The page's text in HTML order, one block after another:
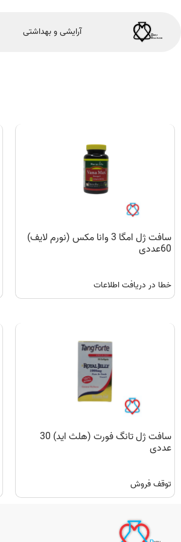
آرایشی و بهداشتی
سافت ژل امگا 3 وانا مکس (نورم لایف)
60عددی
خطا در دریافت اطلاعات
سافت ژل تانگ فورت (هلث اید) 30
عددی
توقف فروش